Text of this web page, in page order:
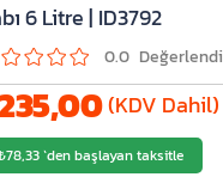
6 Litre | ID3792
0.0
(KDV Dahil)
`den başlayan taksitle